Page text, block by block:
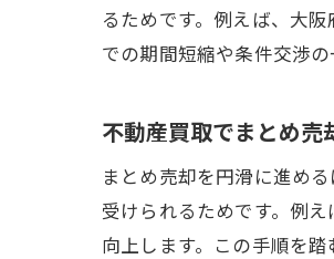
るためです。例えば、大
での期間短縮や条件交渉
不動産買取でまとめ売
まとめ売却を円滑に進め
受けられるためです。例
向上します。この手順を